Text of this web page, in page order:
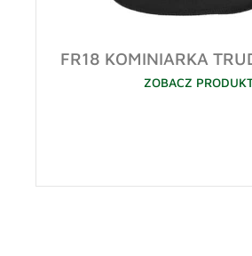
FR18 KOMINIARKA
ZOBACZ